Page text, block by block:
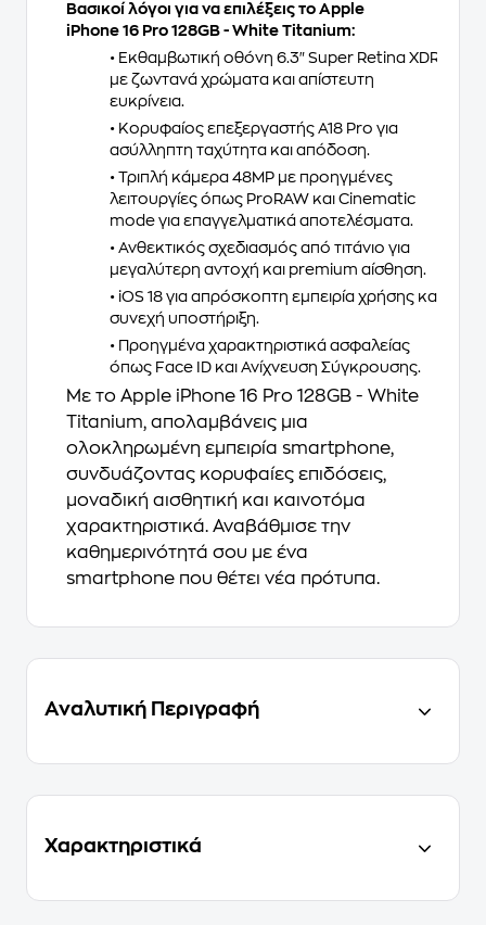
Βασικοί λόγοι για να επιλέξεις το Apple
iPhone 16 Pro 128GB - White Titanium:
• Εκθαμβωτική οθόνη 6.3" Super Retina XDR
με ζωντανά χρώματα και απίστευτη
ευκρίνεια.
• Κορυφαίος επεξεργαστής A18 Pro για
ασύλληπτη ταχύτητα και απόδοση.
• Τριπλή κάμερα 48MP με προηγμένες
λειτουργίες όπως ProRAW και Cinematic
mode για επαγγελματικά αποτελέσματα.
• Ανθεκτικός σχεδιασμός από τιτάνιο για
μεγαλύτερη αντοχή και premium αίσθηση.
• iOS 18 για απρόσκοπτη εμπειρία χρήσης και
συνεχή υποστήριξη.
• Προηγμένα χαρακτηριστικά ασφαλείας
όπως Face ID και Ανίχνευση Σύγκρουσης.
Με το Apple iPhone 16 Pro 128GB - White
Titanium, απολαμβάνεις μια
ολοκληρωμένη εμπειρία smartphone,
συνδυάζοντας κορυφαίες επιδόσεις,
μοναδική αισθητική και καινοτόμα
χαρακτηριστικά. Αναβάθμισε την
καθημερινότητά σου με ένα
smartphone που θέτει νέα πρότυπα.
Αναλυτική Περιγραφή
Χαρακτηριστικά